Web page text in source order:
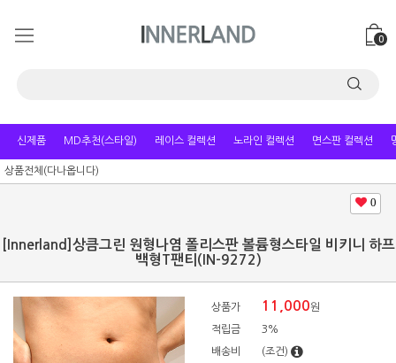
0
신제품 MD추천(스타일) 레이스 컬렉션 노라인 컬렉션 면스판 컬렉션
상품전체(다나옵니다)
0
[Innerland]상큼그린 원형나염 폴리스판 볼륨형스타일 비키니 하프
백형T팬티(IN-9272)
상품가 11,000원
적립금 3%
배송비 (조건)